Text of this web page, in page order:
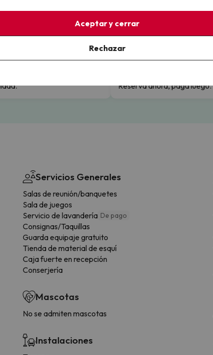
sin complicaciones Paga a tu ritmo
Reserva ahora, paga luego.
Servicios Generales
Salas de reunión/banquetes
Sala de juegos
Servicio de lavandería De pago
Consignas/Taquillas
Guarda equipaje gratuito
Tienda de material de esquí
Caja fuerte en recepción
Conserjería
Mascotas
No se admiten mascotas
Instalaciones
Aceptar y cerrar
Rechazar